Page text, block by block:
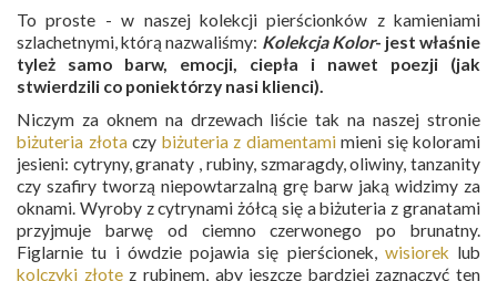
To proste - w naszej kolekcji pierścionków z kamieniami
szlachetnymi, którą nazwaliśmy: Kolekcja Kolor- jest właśnie
tyleż samo barw, emocji, ciepła i nawet poezji (jak
stwierdzili co poniektórzy nasi klienci).
Niczym za oknem na drzewach liście tak na naszej stronie
biżuteria złotaczy biżuteria z diamentami mieni się kolorami
jesieni: cytryny, granaty , rubiny, szmaragdy, oliwiny, tanzanity
czy szafiry tworzą niepowtarzalną grę barw jaką widzimy za
oknami. Wyroby z cytrynami żółcą się a biżuteria z granatami
przyjmuje barwę od ciemno czerwonego po brunatny.
Figlarnie tu i ówdzie pojawia się pierścionek, wisiorek lub
kolczyki złotez rubinem, aby jeszcze bardziej zaznaczyć ten